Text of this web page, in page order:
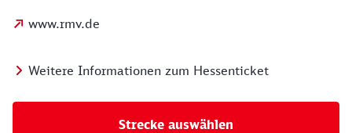
www.rmv.de
Weitere Informationen zum Hessenticket
Strecke auswählen